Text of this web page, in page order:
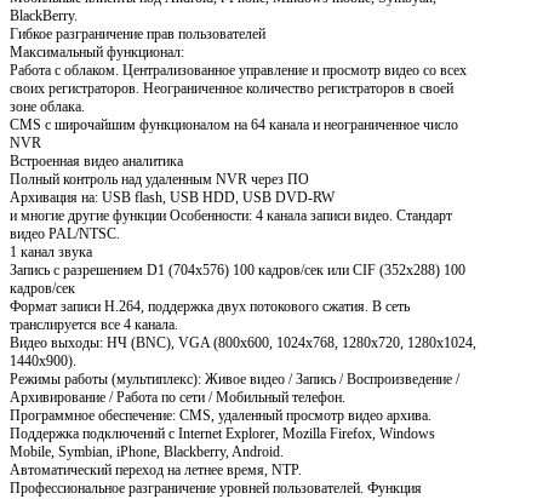
BlackBerry.
Гибкое разграничение прав пользователей
Максимальный функционал:
Работа с облаком. Централизованное управление и просмотр видео со всех
своих регистраторов. Неограниченное количество регистраторов в своей
зоне облака.
CMS с широчайшим функционалом на 64 канала и неограниченное число
NVR
Встроенная видео аналитика
Полный контроль над удаленным NVR через ПО
Архивация на: USB flash, USB HDD, USB DVD-RW
и многие другие функции Особенности: 4 канала записи видео. Стандарт
видео PAL/NTSC.
1 канал звука
Запись с разрешением D1 (704х576) 100 кадров/сек или CIF (352х288) 100
кадров/сек
Формат записи H.264, поддержка двух потокового сжатия. В сеть
транслируется все 4 канала.
Видео выходы: НЧ (BNC), VGA (800х600, 1024х768, 1280х720, 1280х1024,
1440х900).
Режимы работы (мультиплекс): Живое видео / Запись / Воспроизведение /
Архивирование / Работа по сети / Мобильный телефон.
Программное обеспечение: CMS, удаленный просмотр видео архива.
Поддержка подключений с Internet Explorer, Mozilla Firefox, Windows
Mobile, Symbian, iPhone, Blackberry, Android.
Автоматический переход на летнее время, NTP.
Профессиональное разграничение уровней пользователей. Функция